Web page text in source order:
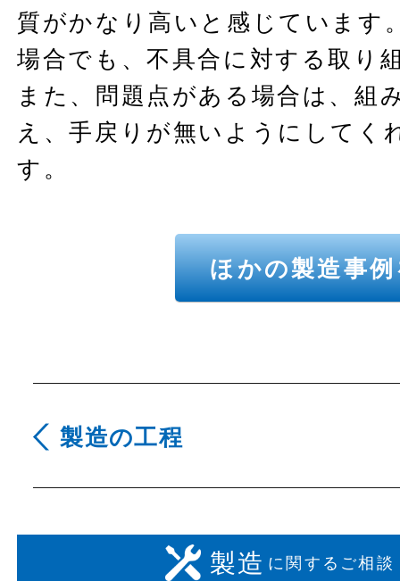
質がかなり高いと感じています
場合でも、不具合に対する取り
また、問題点がある場合は、組
え、手戻りが無いようにしてく
す。
ほかの製造事
製造の工程
製造 に関するご相